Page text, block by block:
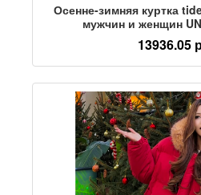
Осенне-зимняя куртка
мужчин и женщин
высококачественная
Xueli, новинка
13936.05